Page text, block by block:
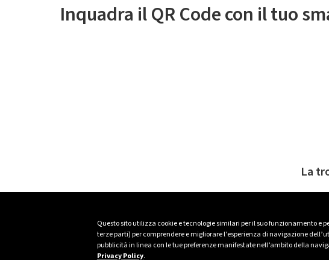
Questo sito utilizza cookie e tecnologie similari per il suo funzionamento e
terze parti) per comprendere e migliorare l’esperienza di navigazione
pubblicità in linea con le tue preferenze manifestate nell’ambito della
Privacy Policy.
Inquadra il QR Code con il tuo
La